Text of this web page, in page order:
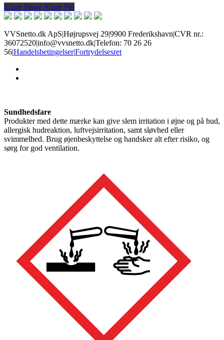
Share
Share Share Share Pin
VVSnetto.dk ApS|Højrupsvej 29|9900 Frederikshavn|CVR nr.:
36072520|info@vvsnetto.dk|Telefon: 70 26 26
56|Handelsbetingelser|Fortrydelsesret
Sundhedsfare
Produkter med dette mærke kan give slem irritation i øjne og på hud,
allergisk hudreaktion, luftvejsirritation, samt sløvhed eller
svimmelhed. Brug øjenbeskyttelse og handsker alt efter risiko, og
sørg for god ventilation.